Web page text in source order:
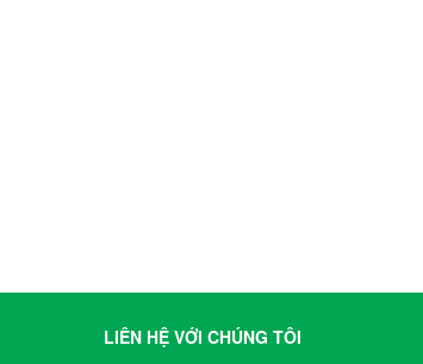
LIÊN HỆ VỚI CHÚNG TÔI